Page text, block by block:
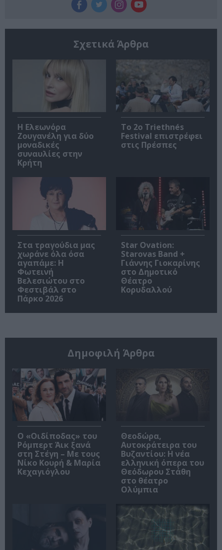
Σχετικά Άρθρα
Η Ελεωνόρα
Ζουγανέλη για δύο
μοναδικές
συναυλίες στην
Κρήτη
Το 2ο Triethnés
Festival επιστρέφει
στις Πρέσπες
Στα τραγούδια μας
χωράνε όλα όσα
αγαπάμε: Η
Φωτεινή
Βελεσιώτου στο
Φεστιβάλ στο
Πάρκο 2026
Star Ovation:
Starovas Band +
Γιάννης Γιοκαρίνης
στο Δημοτικό
Θέατρο
Κορυδαλλού
Δημοφιλή Άρθρα
O «Οιδίποδας» του
Ρόμπερτ Άικ ξανά
στη Στέγη – Με τους
Νίκο Κουρή & Μαρία
Κεχαγιόγλου
Θεοδώρα,
Αυτοκράτειρα του
Βυζαντίου: Η νέα
ελληνική όπερα του
Θεόδωρου Στάθη
στο θέατρο
Ολύμπια